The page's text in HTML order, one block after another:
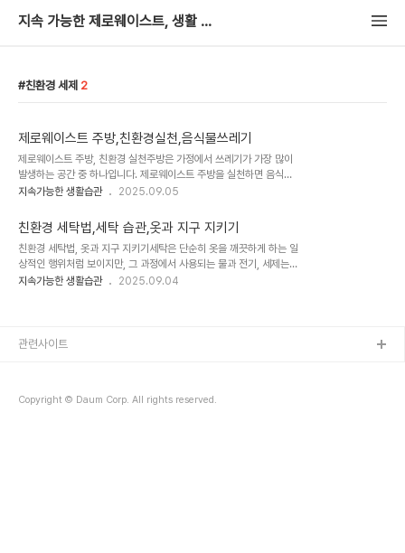
지속 가능한 제로웨이스트, 생활 노트
친환경 세제 2
제로웨이스트 주방,친환경실천,음식물쓰레기
제로웨이스트 주방, 친환경 실천주방은 가정에서 쓰레기가 가장 많이
발생하는 공간 중 하나입니다. 제로웨이스트 주방을 실천하면 음식물
쓰레기와 포장재 사용을 줄이고, 환경 보호에 직접적인 기여를 할 수
할 수 있는 환경 친화적인 생활 습관을 만들어 줍니다.1. 음식물 쓰레기
줄이기음식물 쓰레기를 줄이는 첫 번째 방법은 계획적인 장보기와 식
재료 관리입니다. 주간 식단을 계획하고 필요한 양만 구매함으로써 남
는 음식물을 최소화할 수 있습니다. 또한, 남은 재료는 창의적인 레시
피로 활용하여 새로운 요리로 재탄생시킬 수 있습니다.음식물 쓰레기
지속가능한 생활습관 2025.09.05
친환경 세탁법,세탁 습관,옷과 지구 지키기
친환경 세탁법, 옷과 지구 지키기세탁은 단순히 옷을 깨끗하게 하는 일
상적인 행위처럼 보이지만, 그 과정에서 사용되는 물과 전기, 세제는
환경에 적지 않은 부담을 줍니다. 세탁 습관을 조금만 바꾸어도 옷의
은 자원의 낭비로 이어집니다. 대부분의 옷은 땀이 많이 묻지 않았거나
심해집니다. 세탁을 줄이면 옷의 ..
지속가능한 생활습관 2025.09.04
Copyright © Daum Corp. All rights reserved.
관련사이트